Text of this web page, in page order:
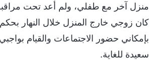
منزل آخر مع طفلي، ولم أعد تحت
كان زوجي خارج المنزل خلال النهار
بإمكاني حضور الاجتماعات والقيام
سعيدة للغاية.